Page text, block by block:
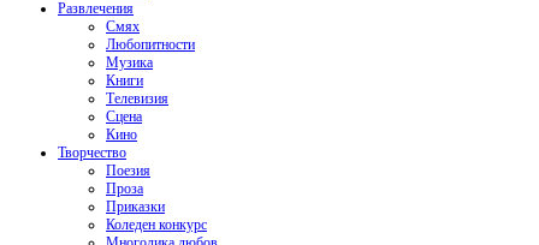
Развлечения
Смях
Любопитности
Музика
Книги
Телевизия
Сцена
Кино
Творчество
Поезия
Проза
Приказки
Коледен конкурс